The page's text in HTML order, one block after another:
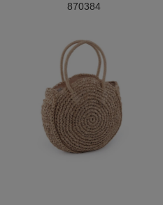
870384